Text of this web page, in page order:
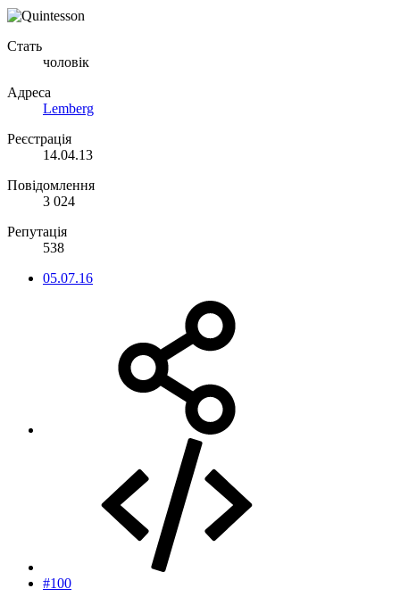
Стать
чоловік
Адреса
Lemberg
Реєстрація
14.04.13
Повідомлення
3 024
Репутація
538
05.07.16
#100